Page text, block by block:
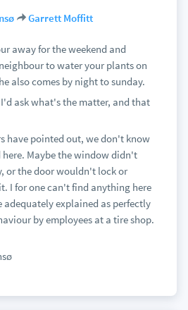
Garrett Moffitt
away for the weekend and
to water your plants on
also comes by night to sunday.
ask what's the matter, and that
have pointed out, we don't know
Maybe the window didn't
or the door wouldn't lock or
I for one can't find anything here
explained as perfectly
by employees at a tire shop.